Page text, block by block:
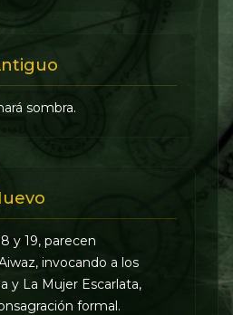
sombra.
y 19, parecen
invocando a los
y La Mujer Escarlata,
formal.